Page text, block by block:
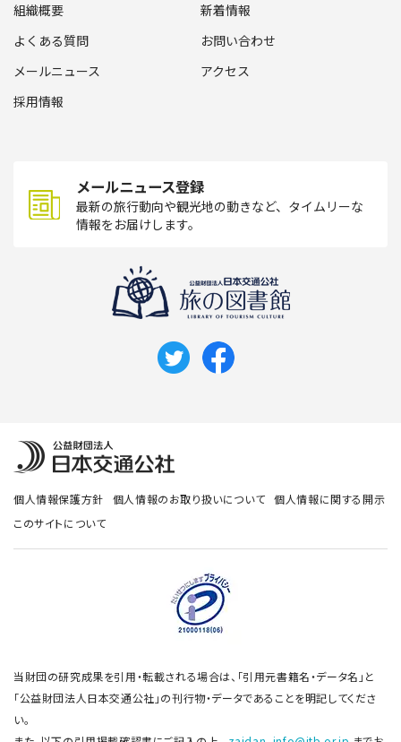
組織概要
新着情報
よくある質問
お問い合わせ
メールニュース
アクセス
採用情報
メールニュース登録
最新の旅行動向や観光地の動きなど、タイムリーな
情報をお届けします。
個人情報保護方針 個人情報のお取り扱いについて
個人情報に関する開示
このサイトについて
当財団の研究成果を引用・転載される場合は、「引用元書籍名・データ名」と
「公益財団法人日本交通公社」の刊行物・データであることを明記してくださ
い。